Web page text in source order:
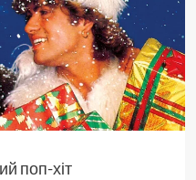
поп-хіт